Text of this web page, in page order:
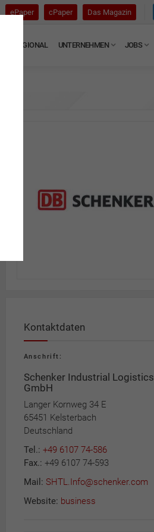
ePaper cPaper Das Magazin
REGIONAL UNTERNEHMEN JOBS
Kontaktdaten
Anschrift:
Schenker Industrial Logistics
GmbH
Langer Kornweg 34 E
65451 Kelsterbach
Deutschland
Tel.: +49 6107 74-586
Fax.: +49 6107 74-593
Mail: SHTL.Info@schenker.com
Website: business